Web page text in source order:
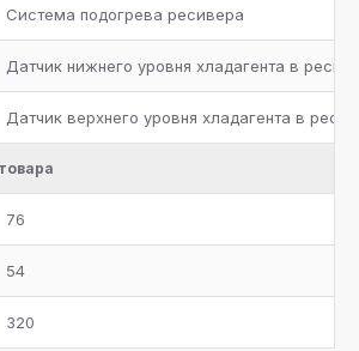
Система подогрева ресивера
Датчик нижнего уровня хладагента в
Датчик верхнего уровня хладагента в
76
54
320